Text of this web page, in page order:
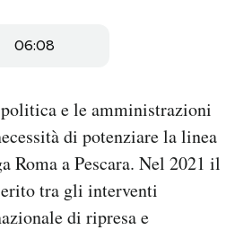
06:08
e le amministrazioni
di potenziare la linea
Roma a Pescara. Nel 2021 il
tra gli interventi
di ripresa e